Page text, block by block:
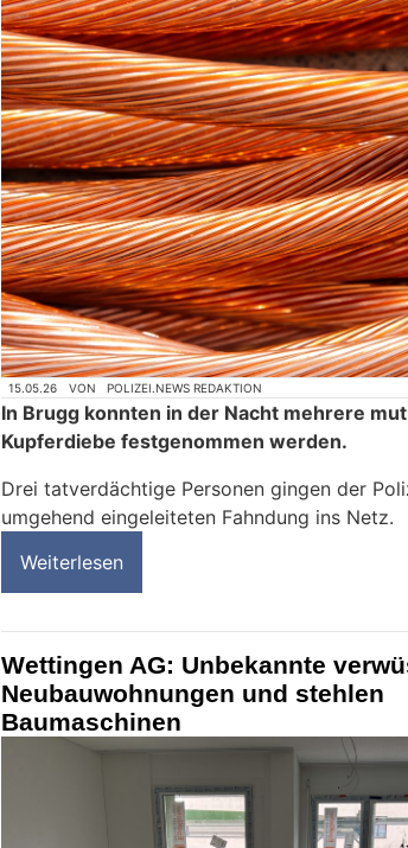
15.05.26 VON POLIZEI.NEWS REDAKTION
In Brugg konnten in der Nacht mehrere
Kupferdiebe festgenommen werden.
Drei tatverdächtige Personen gingen der
umgehend eingeleiteten Fahndung ins Netz.
Weiterlesen
Wettingen AG: Unbekannte
Neubauwohnungen und stehlen
Baumaschinen